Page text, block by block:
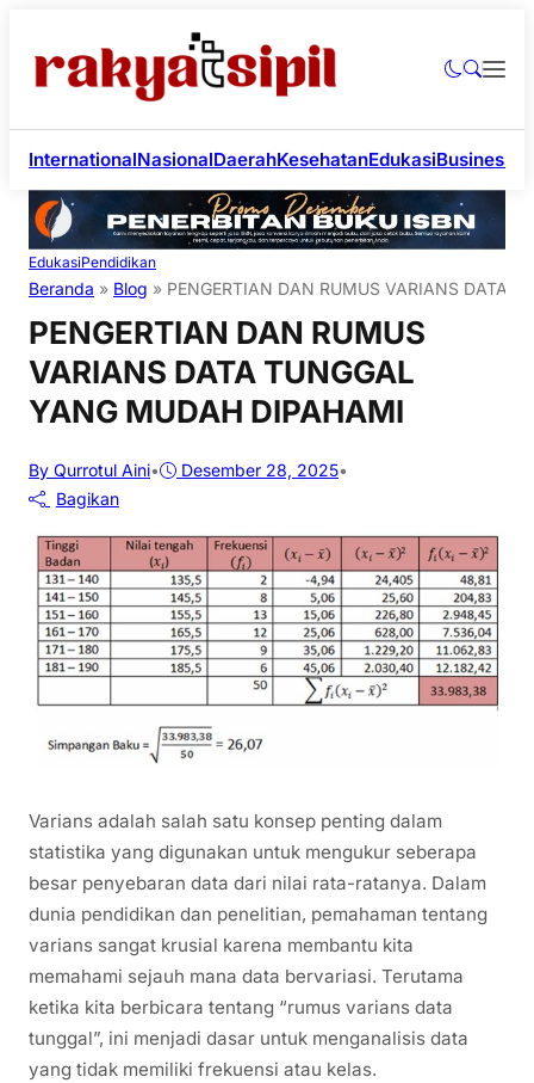
InternationalNasionalDaerahKesehatanEdukasiBusiness
EdukasiPendidikan
Beranda » Blog » PENGERTIAN DAN RUMUS VARIANS DATA
PENGERTIAN DAN RUMUS
VARIANS DATA TUNGGAL
YANG MUDAH DIPAHAMI
By Qurrotul Aini• Desember 28, 2025•
Bagikan
Varians adalah salah satu konsep penting dalam
statistika yang digunakan untuk mengukur seberapa
besar penyebaran data dari nilai rata-ratanya. Dalam
dunia pendidikan dan penelitian, pemahaman tentang
varians sangat krusial karena membantu kita
memahami sejauh mana data bervariasi. Terutama
ketika kita berbicara tentang “rumus varians data
tunggal”, ini menjadi dasar untuk menganalisis data
yang tidak memiliki frekuensi atau kelas.